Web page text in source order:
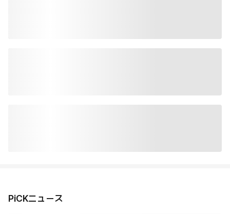
PiCKニュース